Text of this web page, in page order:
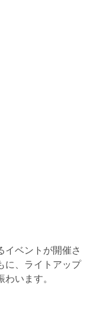
イベントが開催さ
に、ライトアップ
います。